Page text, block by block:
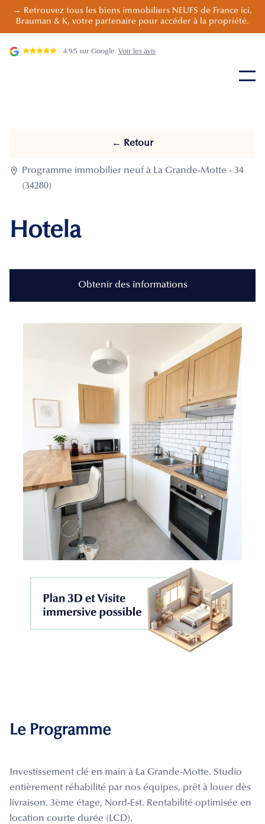
→ Retrouvez tous les biens immobiliers NEUFS de France ici.
Brauman & K, votre partenaire pour accéder à la propriété.
4.9/5 sur Google. Voir les avis
← Retour

Programme immobilier neuf à La Grande-Motte - 34
(34280)
Hotela
Obtenir des informations
Le Programme
Investissement clé en main à La Grande-Motte. Studio
entièrement réhabilité par nos équipes, prêt à louer dès
livraison. 3ème étage, Nord-Est. Rentabilité optimisée en
location courte durée (LCD).